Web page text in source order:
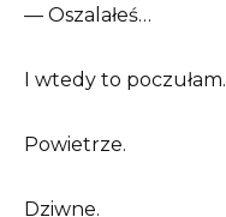
— Oszalałeś…
I wtedy to poczułam.
Powietrze.
Dziwne.